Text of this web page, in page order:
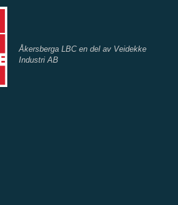
Åkersberga LBC en del av Veidekke
Industri AB